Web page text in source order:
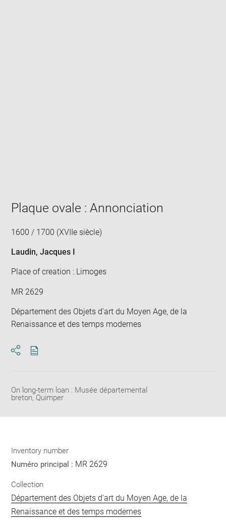
window
Plaque ovale : Annonciation
1600 / 1700 (XVIIe siècle)
Laudin, Jacques I
Place of creation : Limoges
MR 2629
Département des Objets d'art du Moyen Age, de la
Renaissance et des temps modernes
On long-term loan : Musée départemental
breton, Quimper
Inventory number
Numéro principal : MR 2629
Collection
Département des Objets d'art du Moyen Age, de la
Renaissance et des temps modernes